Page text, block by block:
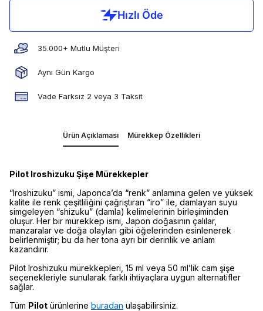
35.000+ Mutlu Müşteri
Aynı Gün Kargo
Vade Farksız 2 veya 3 Taksit
Ürün Açıklaması Mürekkep Özellikleri
Pilot Iroshizuku Şişe Mürekkepler
“Iroshizuku” ismi, Japonca’da “renk” anlamına gelen ve yüksek
kalite ile renk çeşitliliğini çağrıştıran “iro” ile, damlayan suyu
simgeleyen “shizuku” (damla) kelimelerinin birleşiminden
oluşur. Her bir mürekkep ismi, Japon doğasının çalılar,
manzaralar ve doğa olayları gibi öğelerinden esinlenerek
belirlenmiştir; bu da her tona ayrı bir derinlik ve anlam
kazandırır.
Pilot Iroshizuku mürekkepleri, 15 ml veya 50 ml’lik cam şişe
seçenekleriyle sunularak farklı ihtiyaçlara uygun alternatifler
sağlar.
Tüm Pilot ürünlerine buradan ulaşabilirsiniz.